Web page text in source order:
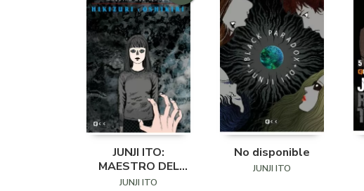
JUNJI ITO:
MAESTRO DEL
TERROR HIKIZUKI Y
JUNJI ITO
No disponible
JUNJI ITO